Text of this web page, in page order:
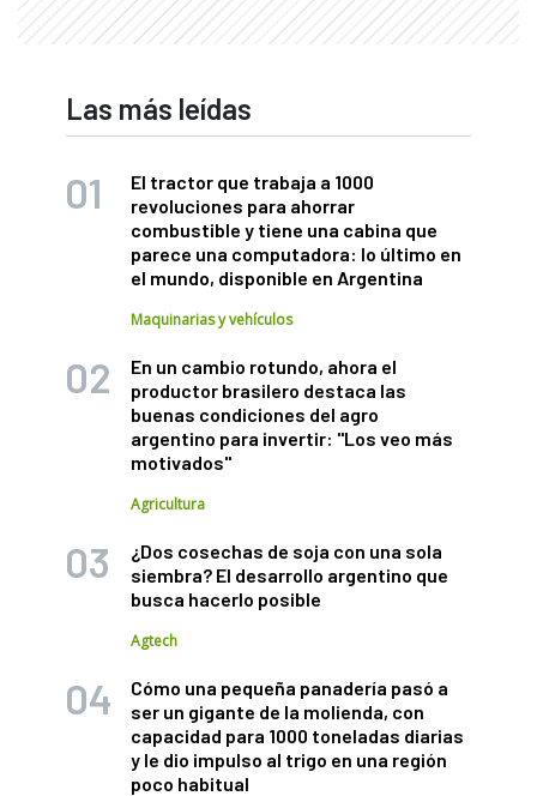
Las más leídas
El tractor que trabaja a 1000
revoluciones para ahorrar
combustible y tiene una cabina que
parece una computadora: lo último en
el mundo, disponible en Argentina
Maquinarias y vehículos
En un cambio rotundo, ahora el
productor brasilero destaca las
buenas condiciones del agro
argentino para invertir: "Los veo más
motivados"
Agricultura
¿Dos cosechas de soja con una sola
siembra? El desarrollo argentino que
busca hacerlo posible
Agtech
Cómo una pequeña panadería pasó a
ser un gigante de la molienda, con
capacidad para 1000 toneladas diarias
y le dio impulso al trigo en una región
poco habitual